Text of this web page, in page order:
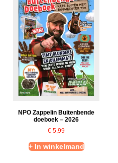
NPO Zappelin Buitenbende
doeboek – 2026
€ 5,99
+ In winkelmand